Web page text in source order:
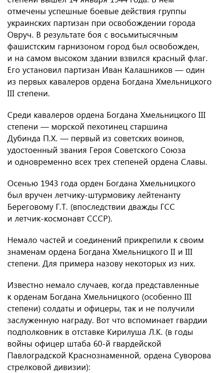
отмечены успешные боевые действия группы
украинских партизан при освобождении города
Овруч. В результате боя с восьмитысячным
фашистским гарнизоном город был освобожден,
и на самом высоком здании взвился красный флаг.
Его установил партизан Иван Калашников — один
из первых кавалеров ордена Богдана Хмельницкого
III степени.
Среди кавалеров ордена Богдана Хмельницкого III
степени — морской пехотинец старшина
Дубинда П.Х. — первый из советских воинов,
удостоенный звания Героя Советского Союза
и одновременно всех трех степеней ордена Славы.
Осенью 1943 года орден Богдана Хмельницкого
был вручен летчику-штурмовику лейтенанту
Береговому Г.Т. (впоследствии дважды ГСС
и летчик-космонавт СССР).
Немало частей и соединений прикрепили к своим
знаменам ордена Богдана Хмельницкого II и III
степени. Для примера назову некоторых из них.
Известно немало случаев, когда представленные
к орденам Богдана Хмельницкого (особенно III
степени) солдаты и офицеры, так и не получили
заслуженную награду. Вот что вспоминает гвардии
подполковник в отставке Кирилуша Л.К. (в годы
войны офицер штаба 60-й гвардейской
Павлоградской Краснознаменной, ордена Суворова
стрелковой дивизии):